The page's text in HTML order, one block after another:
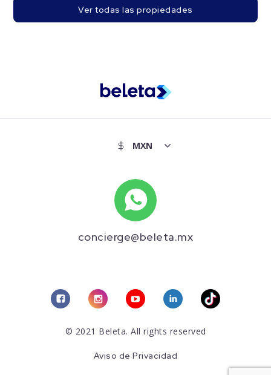
Ver todas las propiedades
concierge@beleta.mx
© 2021 Beleta. All rights reserved
Aviso de Privacidad